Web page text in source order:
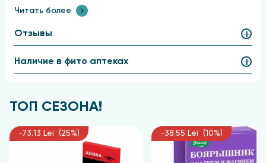
Для всех типов кожи.
Нанесите пудру на лицо с помощью кисти или спонжа, равномерно
распределите по всей поверхности.
Состав:
Talc, Mica, Magnesium Stearate, Caprylic/Capric Triglyceride, Kaolin,
Seed Oil, Alumina, Magnesium Oxide
Нанесите пудру на лицо с помощью кисти или спонжа, равномерно
распределите по всей поверхности.
Talc, Mica, Magnesium Stearate, Caprylic/Capric Triglyceride, Kaolin,
Читать более
Отзывы
Наличие в фито аптеках
ТОП СЕЗОНА!
-73.13 Lei (25%) -38.55 Lei (10%)